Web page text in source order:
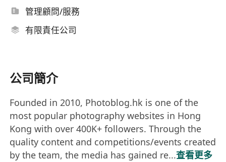
管理顧問/服務
有限責任公司
公司簡介
Founded in 2010, Photoblog.hk is one of the
most popular photography websites in Hong
Kong with over 400K+ followers. Through the
quality content and competitions/events created
by the team, the media has gained re...查看更多